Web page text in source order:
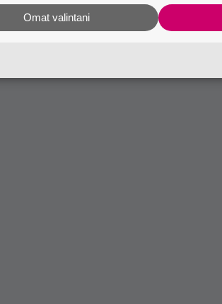
länsi-kappale alta.
.
Omat valintani